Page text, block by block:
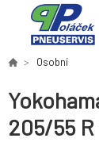
Osobní
205/55 R